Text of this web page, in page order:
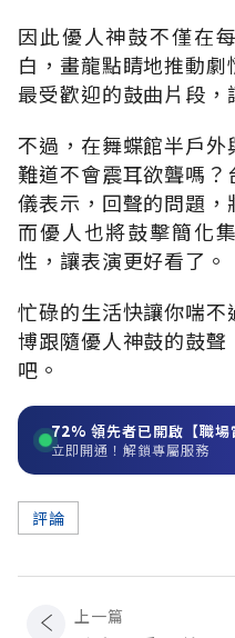
因此優人神鼓不僅在
白，畫龍點睛地推動
最受歡迎的鼓曲片段，
不過，在舞蝶館半戶外
難道不會震耳欲聾嗎
儀表示，回聲的問題，
而優人也將鼓擊簡化
性，讓表演更好看了。
忙碌的生活快讓你喘
博跟隨優人神鼓的鼓
吧。
72% 領先者已開啟【職場
立即開通！解鎖專屬服務
評論
上一篇